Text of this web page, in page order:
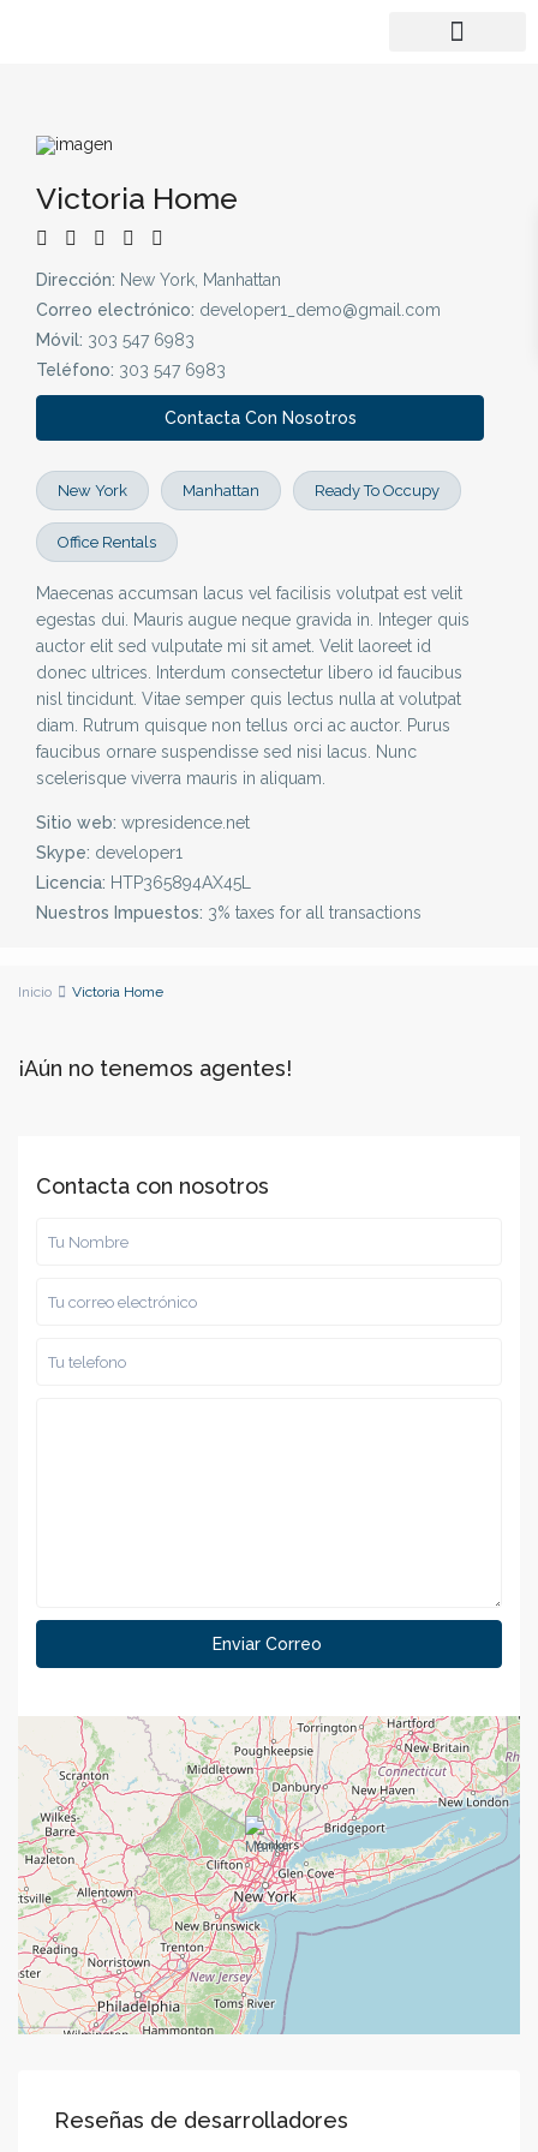
Victoria Home
Dirección: New York, Manhattan
Correo electrónico: developer1_demo@gmail.com
Móvil: 303 547 6983
Teléfono: 303 547 6983
Contacta Con Nosotros
New York Manhattan Ready To Occupy
Office Rentals
Maecenas accumsan lacus vel facilisis volutpat est velit
egestas dui. Mauris augue neque gravida in. Integer quis
auctor elit sed vulputate mi sit amet. Velit laoreet id
donec ultrices. Interdum consectetur libero id faucibus
nisl tincidunt. Vitae semper quis lectus nulla at volutpat
diam. Rutrum quisque non tellus orci ac auctor. Purus
faucibus ornare suspendisse sed nisi lacus. Nunc
scelerisque viverra mauris in aliquam.
Sitio web: wpresidence.net
Skype: developer1
Licencia: HTP365894AX45L
Nuestros Impuestos: 3% taxes for all transactions
Inicio Victoria Home
¡Aún no tenemos agentes!
Contacta con nosotros
Reseñas de desarrolladores